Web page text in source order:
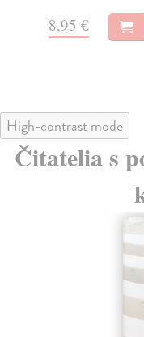
8,95 €
High-contrast mode
Čitatelia s